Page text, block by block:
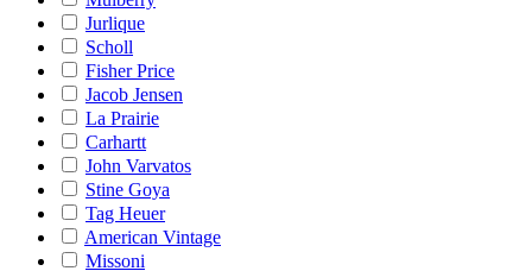
Jurlique
Scholl
Fisher Price
Jacob Jensen
La Prairie
Carhartt
John Varvatos
Stine Goya
Tag Heuer
American Vintage
Missoni